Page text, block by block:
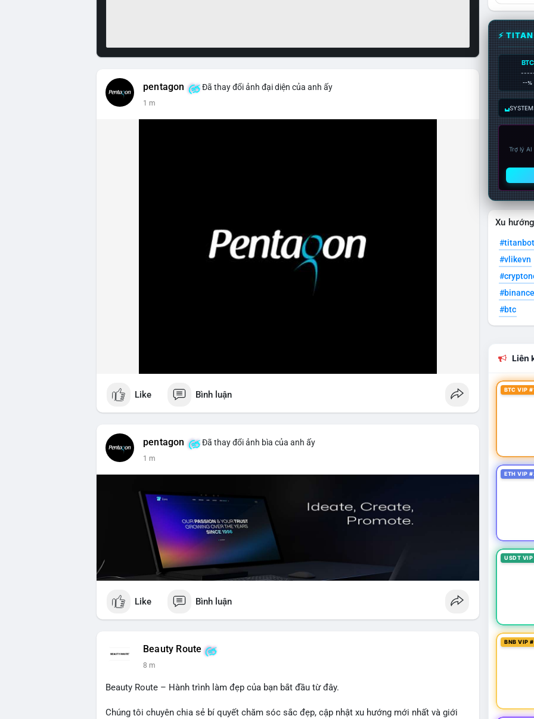
pentagon Đã thay đổi ảnh đại diện của anh ấy
1 m
Like Bình luận
pentagon Đã thay đổi ảnh bìa của anh ấy
1 m
Like Bình luận
Beauty Route
8 m
Beauty Route – Hành trình làm đẹp của bạn bắt đầu từ đây.
Chúng tôi chuyên chia sẻ bí quyết chăm sóc sắc đẹp, cập nhật xu hướng mới nhất và giới
⚡
BTC
--%
Trợ lý
Xu
#titanbot
#vlikevn
#btc
Liên
BTC VIP
ETH VIP
USDT
BNB VIP